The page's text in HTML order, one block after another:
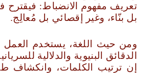
تعريف مفهوم الانضباط: فيقترح
بل بنّاء، وغير إقصائي بل مُعالِج.
ومن حيث اللغة، يستخدم العمل
الدقائق البنيوية والدلالية
إن ترتيب الكلمات، وانكشاف